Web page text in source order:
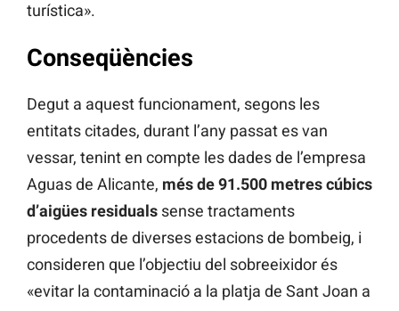
turística».
Conseqüències
Degut a aquest funcionament, segons les
entitats citades, durant l’any passat es van
vessar, tenint en compte les dades de l’empresa
Aguas de Alicante, més de 91.500 metres cúbics
d’aigües residuals sense tractaments
procedents de diverses estacions de bombeig, i
consideren que l’objectiu del sobreeixidor és
«evitar la contaminació a la platja de Sant Joan a